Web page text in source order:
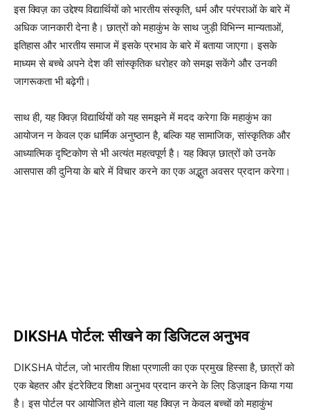
इस क्विज़ का उद्देश्य विद्यार्थियों को भारतीय संस्कृति, धर्म और परंपराओं के बारे में
अधिक जानकारी देना है। छात्रों को महाकुंभ के साथ जुड़ी विभिन्न मान्यताओं,
इतिहास और भारतीय समाज में इसके प्रभाव के बारे में बताया जाएगा। इसके
माध्यम से बच्चे अपने देश की सांस्कृतिक धरोहर को समझ सकेंगे और उनकी
जागरूकता भी बढ़ेगी।
साथ ही, यह क्विज़ विद्यार्थियों को यह समझने में मदद करेगा कि महाकुंभ का
आयोजन न केवल एक धार्मिक अनुष्ठान है, बल्कि यह सामाजिक, सांस्कृतिक और
आध्यात्मिक दृष्टिकोण से भी अत्यंत महत्वपूर्ण है। यह क्विज़ छात्रों को उनके
आसपास की दुनिया के बारे में विचार करने का एक अद्भुत अवसर प्रदान करेगा।
DIKSHA पोर्टल: सीखने का डिजिटल अनुभव
DIKSHA पोर्टल, जो भारतीय शिक्षा प्रणाली का एक प्रमुख हिस्सा है, छात्रों को
एक बेहतर और इंटरेक्टिव शिक्षा अनुभव प्रदान करने के लिए डिज़ाइन किया गया
है। इस पोर्टल पर आयोजित होने वाला यह क्विज़ न केवल बच्चों को महाकुंभ